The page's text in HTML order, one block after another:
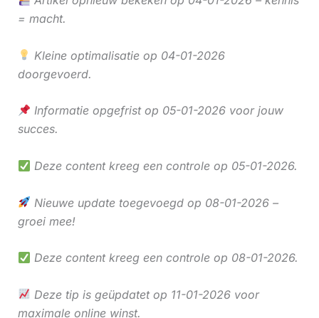
= macht.
Kleine optimalisatie op 04-01-2026
doorgevoerd.
Informatie opgefrist op 05-01-2026 voor jouw
succes.
Deze content kreeg een controle op 05-01-2026.
Nieuwe update toegevoegd op 08-01-2026 –
groei mee!
Deze content kreeg een controle op 08-01-2026.
Deze tip is geüpdatet op 11-01-2026 voor
maximale online winst.